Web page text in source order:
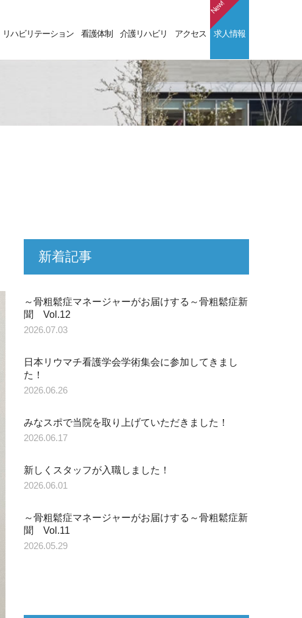
リハビリテーション 看護体制 介護リハビリ アクセス 求人情報
NEW
新着記事
～骨粗鬆症マネージャーがお届けする～骨粗鬆症新
聞 Vol.12
2026.07.03
日本リウマチ看護学会学術集会に参加してきまし
た！
2026.06.26
みなスポで当院を取り上げていただきました！
2026.06.17
新しくスタッフが入職しました！
2026.06.01
～骨粗鬆症マネージャーがお届けする～骨粗鬆症新
聞 Vol.11
2026.05.29